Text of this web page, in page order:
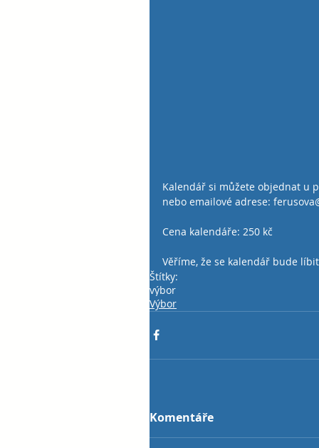
Kalendář si můžete objednat u
nebo emailové adrese:
Cena kalendáře: 250 kč
Věříme, že se kalendář bude
Štítky:
výbor
Výbor
Komentáře